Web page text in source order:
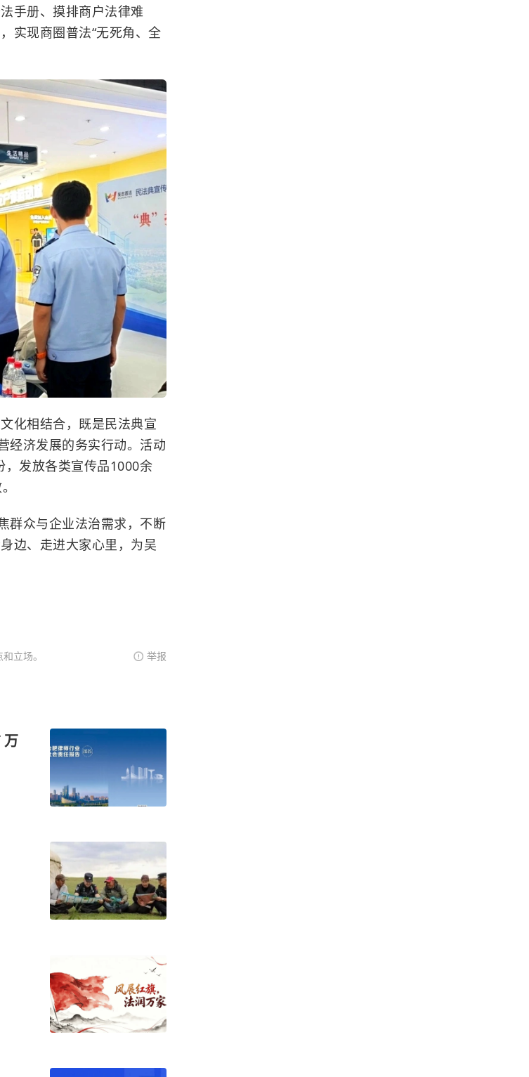
手册、摸排商户法律难
实现商圈普法“无死角、全
化相结合，既是民法典宣
经济发展的务实行动。活动
，发放各类宣传品1000余
群众与企业法治需求，不断
边、走进大家心里，为吴
立场。 举报
万